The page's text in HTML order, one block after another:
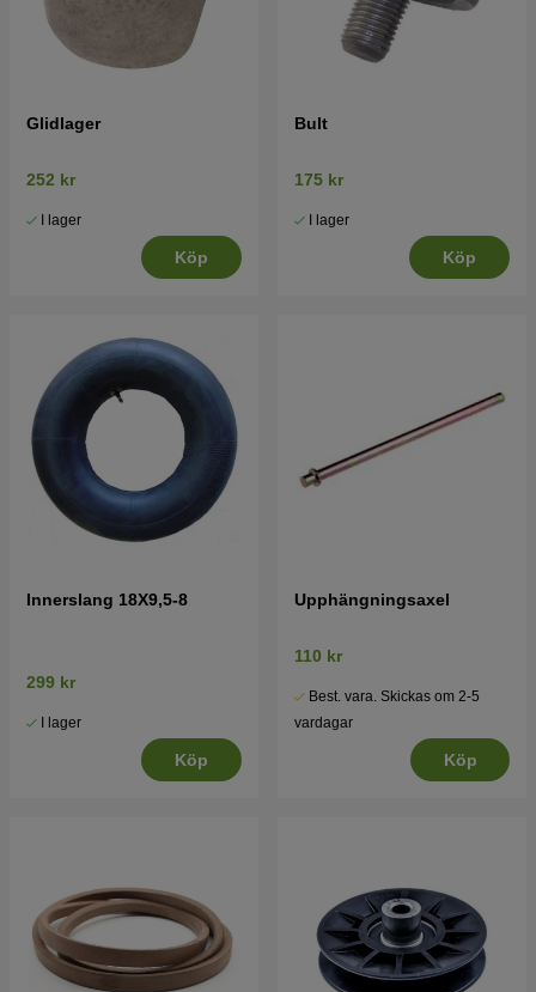
Glidlager
252 kr
I lager
Köp
Bult
175 kr
I lager
Köp
Innerslang 18X9,5-8
299 kr
I lager
Köp
Upphängningsaxel
110 kr
Best. vara. Skickas om 2-5
vardagar
Köp